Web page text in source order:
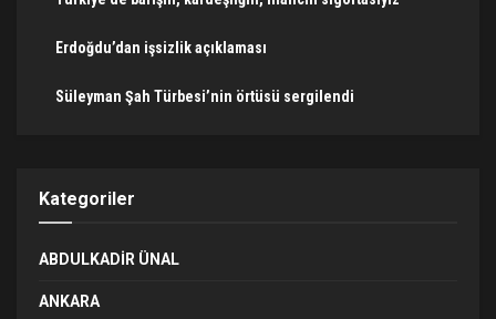
Erdoğdu’dan işsizlik açıklaması
Süleyman Şah Türbesi’nin örtüsü sergilendi
Kategoriler
ABDULKADIR ÜNAL
ANKARA